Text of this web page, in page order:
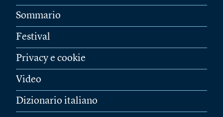
Sommario
Festival
Privacy e cookie
Video
Dizionario italiano